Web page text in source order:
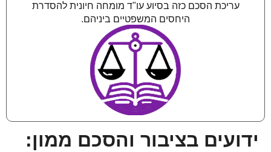
עריכת הסכם כזה בסיוע עו"ד מומחה חיונית להסדרת
היחסים המשפטיים ביניהם.
ידועים בציבור והסכם ממון: